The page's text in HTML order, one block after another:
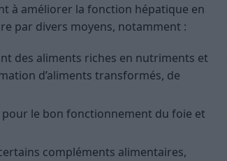
à améliorer la fonction hépatique en
par divers moyens, notamment :
des aliments riches en nutriments et
d’aliments transformés, de
pour le bon fonctionnement du foie et
compléments alimentaires,